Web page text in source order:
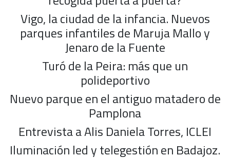
Vigo, la ciudad de la infancia. Nuevos
parques infantiles de Maruja Mallo y
Jenaro de la Fuente
Turó de la Peira: más que un
polideportivo
Nuevo parque en el antiguo matadero de
Pamplona
Entrevista a Alis Daniela Torres, ICLEI
Iluminación led y telegestión en Badajoz.